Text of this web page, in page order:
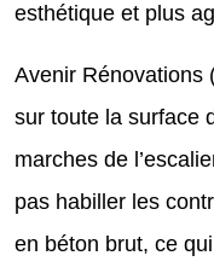
esthétique et plus
Avenir Rénovations
sur toute la surface
marches de
pas habiller les
en béton brut, ce